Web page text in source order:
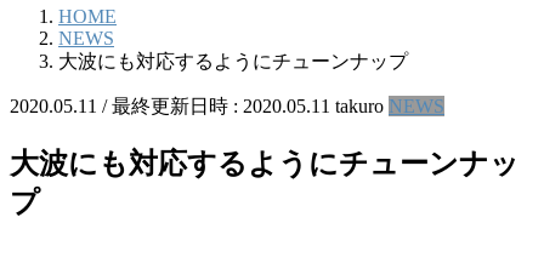
HOME
NEWS
大波にも対応するようにチューンナップ
2020.05.11 / 最終更新日時 : 2020.05.11 takuro NEWS
大波にも対応するようにチューンナッ
プ